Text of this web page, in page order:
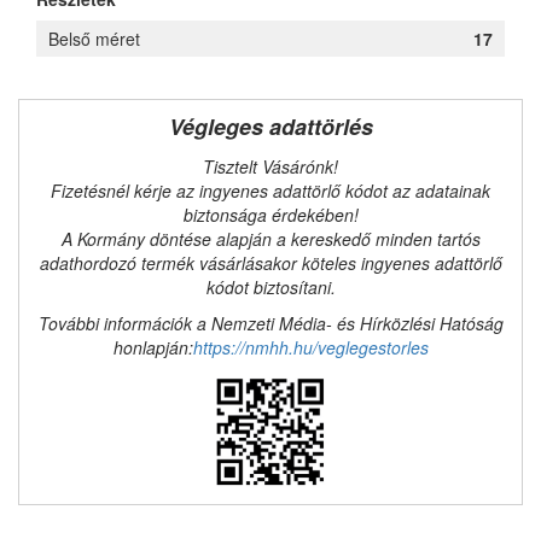
Belső méret
17
Végleges adattörlés
Tisztelt Vásárónk!
Fizetésnél kérje az ingyenes adattörlő kódot az adatainak
biztonsága érdekében!
A Kormány döntése alapján a kereskedő minden tartós
adathordozó termék vásárlásakor köteles ingyenes adattörlő
kódot biztosítani.
További információk a Nemzeti Média- és Hírközlési Hatóság
honlapján:https://nmhh.hu/veglegestorles